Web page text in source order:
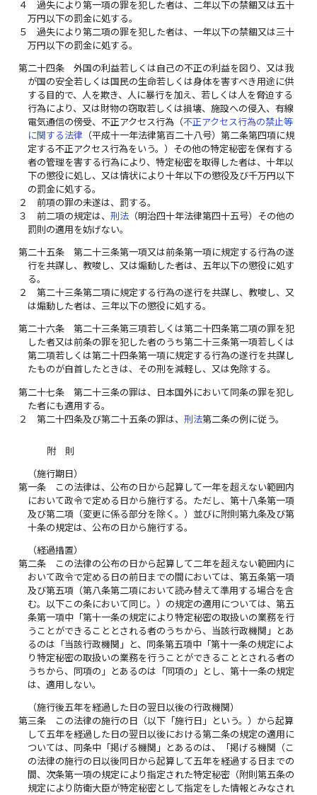
４
過失により第一項の罪を犯した者は、二年以下の禁錮又は五十
万円以下の罰金に処する。
５
過失により第二項の罪を犯した者は、一年以下の禁錮又は三十
万円以下の罰金に処する。
第二十四条
外国の利益若しくは自己の不正の利益を図り、又は我
が国の安全若しくは国民の生命若しくは身体を害すべき用途に供
する目的で、人を欺き、人に暴行を加え、若しくは人を脅迫する
行為により、又は財物の窃取若しくは損壊、施設への侵入、有線
電気通信の傍受、不正アクセス行為（不正アクセス行為の禁止等
に関する法律 （平成十一年法律第百二十八号）第二条第四項に規
定する不正アクセス行為をいう。）その他の特定秘密を保有する
者の管理を害する行為により、特定秘密を取得した者は、十年以
下の懲役に処し、又は情状により十年以下の懲役及び千万円以下
の罰金に処する。
２
前項の罪の未遂は、罰する。
３
前二項の規定は、刑法 （明治四十年法律第四十五号）その他の
罰則の適用を妨げない。
第二十五条
第二十三条第一項又は前条第一項に規定する行為の遂
行を共謀し、教唆し、又は煽動した者は、五年以下の懲役に処す
る。
２
第二十三条第二項に規定する行為の遂行を共謀し、教唆し、又
は煽動した者は、三年以下の懲役に処する。
第二十六条
第二十三条第三項若しくは第二十四条第二項の罪を犯
した者又は前条の罪を犯した者のうち第二十三条第一項若しくは
第二項若しくは第二十四条第一項に規定する行為の遂行を共謀し
たものが自首したときは、その刑を減軽し、又は免除する。
第二十七条
第二十三条の罪は、日本国外において同条の罪を犯し
た者にも適用する。
２
第二十四条及び第二十五条の罪は、刑法第二条の例に従う。
附 則
（施行期日）
第一条
この法律は、公布の日から起算して一年を超えない範囲内
において政令で定める日から施行する。ただし、第十八条第一項
及び第二項（変更に係る部分を除く。）並びに附則第九条及び第
十条の規定は、公布の日から施行する。
（経過措置）
第二条
この法律の公布の日から起算して二年を超えない範囲内に
おいて政令で定める日の前日までの間においては、第五条第一項
及び第五項（第八条第二項において読み替えて準用する場合を含
む。以下この条において同じ。）の規定の適用については、第五
条第一項中「第十一条の規定により特定秘密の取扱いの業務を行
うことができることとされる者のうちから、当該行政機関」とあ
るのは「当該行政機関」と、同条第五項中「第十一条の規定によ
り特定秘密の取扱いの業務を行うことができることとされる者の
うちから、同項の」とあるのは「同項の」とし、第十一条の規定
は、適用しない。
（施行後五年を経過した日の翌日以後の行政機関）
第三条
この法律の施行の日（以下「施行日」という。）から起算
して五年を経過した日の翌日以後における第二条の規定の適用に
ついては、同条中「掲げる機関」とあるのは、「掲げる機関（こ
の法律の施行の日以後同日から起算して五年を経過する日までの
間、次条第一項の規定により指定された特定秘密（附則第五条の
規定により防衛大臣が特定秘密として指定をした情報とみなされ